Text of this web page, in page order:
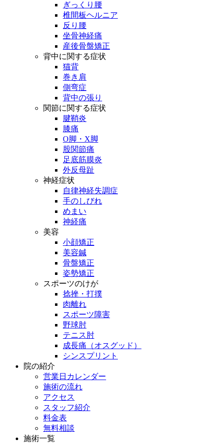
ぎっくり腰
椎間板ヘルニア
反り腰
坐骨神経痛
産後骨盤矯正
背中に関する症状
猫背
巻き肩
側弯症
背中の張り
関節に関する症状
腱鞘炎
膝痛
O脚・X脚
股関節痛
足底筋膜炎
外反母趾
神経症状
自律神経失調症
手のしびれ
めまい
神経痛
美容
小顔矯正
美容鍼
骨盤矯正
姿勢矯正
スポーツのけが
捻挫・打撲
肉離れ
スポーツ障害
野球肘
テニス肘
成長痛（オスグッド）
シンスプリント
院の紹介
営業日カレンダー
施術の流れ
アクセス
スタッフ紹介
料金表
無料相談
施術一覧